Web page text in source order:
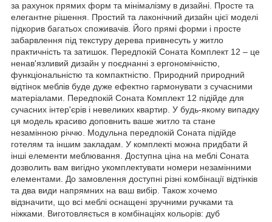
за рахунок прямих форм та мінімалізму в дизайні. Просте та
елегантне рішення. Простий та лаконічний дизайн цієї моделі
підкорив багатьох споживачів. Його прямі форми і просте
забарвлення під текстуру дерева привнесуть у житло
практичність та затишок. Передпокій Соната Комплект 12 – це
ненав'язливий дизайн у поєднанні з ергономічністю,
функціональністю та компактністю. Природний природний
відтінок меблів буде дуже ефектно гармонувати з сучасними
матеріалами. Передпокій Соната Комплект 12 підійде для
сучасних інтер'єрів і невеликих квартир. У будь-якому випадку
ця модель красиво доповнить ваше житло та стане
незамінною річчю. Модульна передпокій Соната підійде
готелям та іншим закладам. У комплекті можна придбати й
інші елементи меблювання. Доступна ціна на меблі Соната
дозволить вам вигідно укомплектувати номери незамінними
елементами. До замовлення доступні різні комбінації відтінків
та два види напрямних на ваш вибір. Також хочемо
відзначити, що всі меблі оснащені зручними ручками та
ніжками. Виготовляється в комбінаціях кольорів: дуб